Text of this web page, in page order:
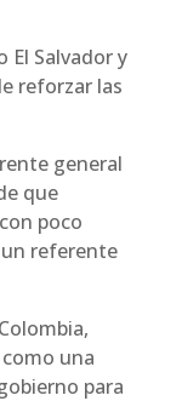
El Salvador y
reforzar las
general
que
poco
referente
una
para